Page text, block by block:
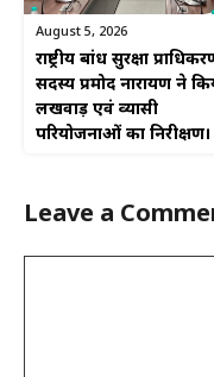
August 5, 2026
राष्ट्रीय बांध सुरक्षा
सदस्य प्रमोद नारायण ने
लखवाड़ एवं व्यासी
परियोजनाओं का निरीक्षण।
Leave a